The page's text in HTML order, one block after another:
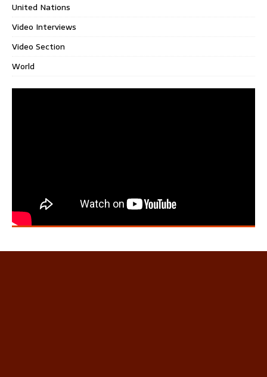
United Nations
Video Interviews
Video Section
World